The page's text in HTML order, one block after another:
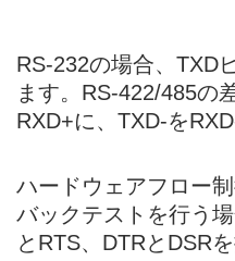
RS-232の場合、TXD
ます。RS-422/485の
RXD+に、TXD-を
ハードウェアフロー
バックテストを行う
とRTS、DTRとDSR